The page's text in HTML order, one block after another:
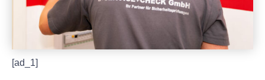
[ad_1]